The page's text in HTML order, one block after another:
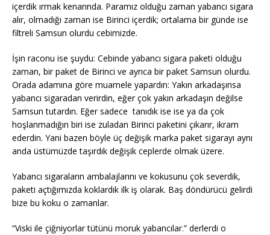
içerdik ırmak kenarında. Paramız olduğu zaman yabancı sigara
alır, olmadığı zaman ise Birinci içerdik; ortalama bir günde ise
filtreli Samsun olurdu cebimizde.
İşin raconu ise şuydu: Cebinde yabancı sigara paketi olduğu
zaman, bir paket de Birinci ve ayrıca bir paket Samsun olurdu.
Orada adamına göre muamele yapardın: Yakın arkadaşınsa
yabancı sigaradan verirdin, eğer çok yakın arkadaşın değilse
Samsun tutardın. Eğer sadece tanıdık ise ise ya da çok
hoşlanmadığın biri ise zuladan Birinci paketini çıkarır, ikram
ederdin. Yani bazen böyle üç değişik marka paket sigarayı aynı
anda üstümüzde taşırdık değişik ceplerde olmak üzere.
Yabancı sigaraların ambalajlarını ve kokusunu çok severdik,
paketi açtığımızda koklardık ilk iş olarak. Baş döndürücü gelirdi
bize bu koku o zamanlar.
“Viski ile çiğniyorlar tütünü moruk yabancılar.” derlerdi o